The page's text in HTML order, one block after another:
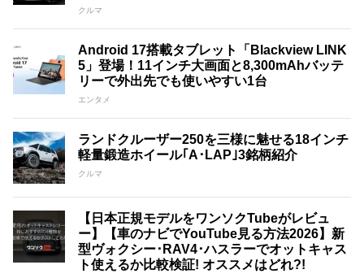
クルマ
Android 17搭載タブレット「Blackview LINK
5」登場！11インチ大画面と8,300mAhバッテ
リーで外出先でも使いやすい1台
エンタメ
ランドクルーザー250を三様に魅せる18インチ
軽量鍛造ホイール｢A･LAP｣3銘柄紹介
クルマ
【日本正規モデルをワンソクTubeがレビュ
ー】【車のナビでYouTube見る方法2026】新
型ヴォクシー･RAV4･ハスラーでオットキャス
ト使えるか比較検証! オススメはどれ?!